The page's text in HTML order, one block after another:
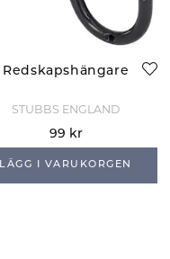
Redskapshängare
STUBBS ENGLAND
99 kr
LÄGG I VARUKORGEN